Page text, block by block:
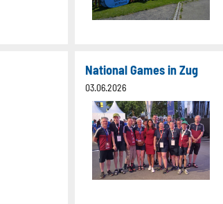
National Games in Zug
03.06.2026